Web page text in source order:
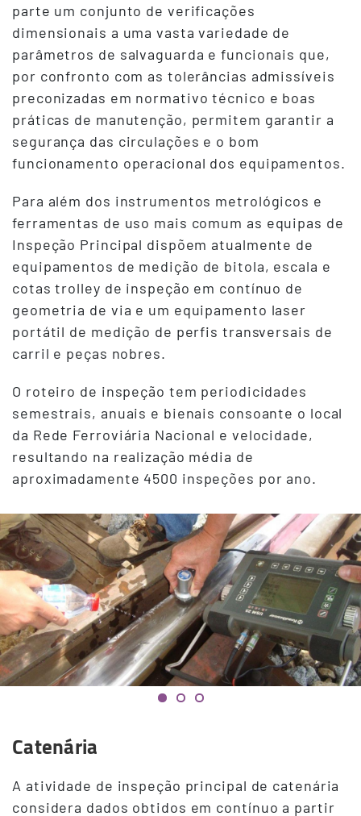
parte um conjunto de verificações
dimensionais a uma vasta variedade de
parâmetros de salvaguarda e funcionais que,
por confronto com as tolerâncias admissíveis
preconizadas em normativo técnico e boas
práticas de manutenção, permitem garantir a
segurança das circulações e o bom
funcionamento operacional dos equipamentos.
Para além dos instrumentos metrológicos e
ferramentas de uso mais comum as equipas de
Inspeção Principal dispõem atualmente de
equipamentos de medição de bitola, escala e
cotas trolley de inspeção em contínuo de
geometria de via e um equipamento laser
portátil de medição de perfis transversais de
carril e peças nobres.
O roteiro de inspeção tem periodicidades
semestrais, anuais e bienais consoante o local
da Rede Ferroviária Nacional e velocidade,
resultando na realização média de
aproximadamente 4500 inspeções por ano.
Catenária
A atividade de inspeção principal de catenária
considera dados obtidos em contínuo a partir